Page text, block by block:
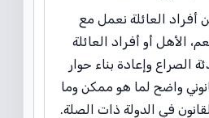
أفراد العائلة نعمل مع
الأهل أو أفراد العائلة
الصراع وإعادة بناء حوار
واضح لما هو ممكن وما
في الدولة ذات الصلة.